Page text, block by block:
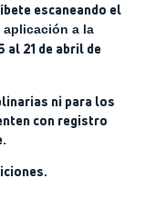
escaneando el
a la
al 21 de abril de
ni para los
con registro